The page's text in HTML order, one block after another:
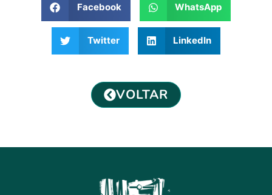
Facebook WhatsApp
Twitter LinkedIn
VOLTAR